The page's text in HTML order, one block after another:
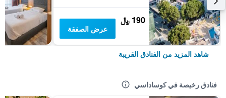
190 ﷼
عرض الصفقة
شاهد المزيد من الفنادق القريبة
فنادق رخيصة في كوساداسي